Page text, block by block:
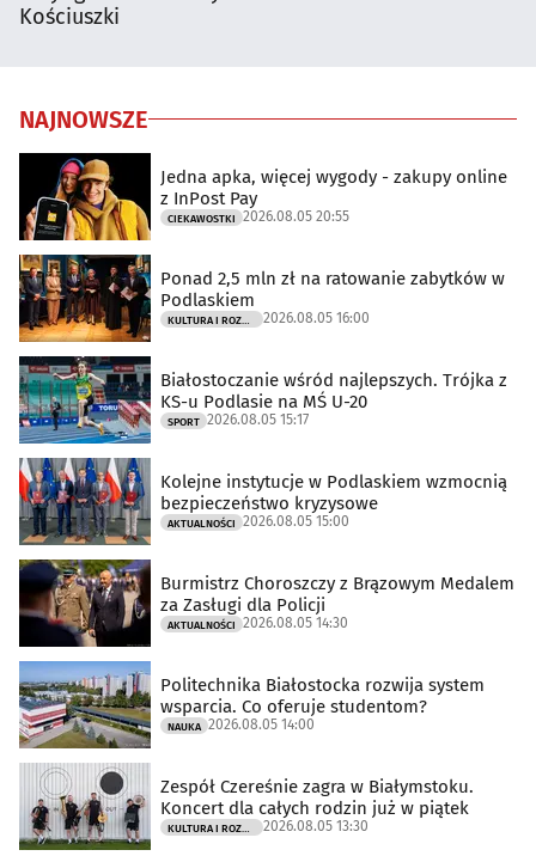
Kościuszki
NAJNOWSZE
Jedna apka, więcej wygody - zakupy online
z InPost Pay
CIEKAWOSTKI 2026.08.05 20:55
Ponad 2,5 mln zł na ratowanie zabytków w
Podlaskiem
KULTURA I ROZRYWKA 2026.08.05 16:00
Białostoczanie wśród najlepszych. Trójka z
KS-u Podlasie na MŚ U-20
SPORT 2026.08.05 15:17
Kolejne instytucje w Podlaskiem wzmocnią
bezpieczeństwo kryzysowe
AKTUALNOŚCI 2026.08.05 15:00
Burmistrz Choroszczy z Brązowym Medalem
za Zasługi dla Policji
AKTUALNOŚCI 2026.08.05 14:30
Politechnika Białostocka rozwija system
wsparcia. Co oferuje studentom?
NAUKA 2026.08.05 14:00
Zespół Czereśnie zagra w Białymstoku.
Koncert dla całych rodzin już w piątek
KULTURA I ROZRYWKA 2026.08.05 13:30